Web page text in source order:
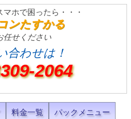
マホで困ったら・・・
ンたすかる
任せください
合わせは！
2064
料金一覧 パックメニュー